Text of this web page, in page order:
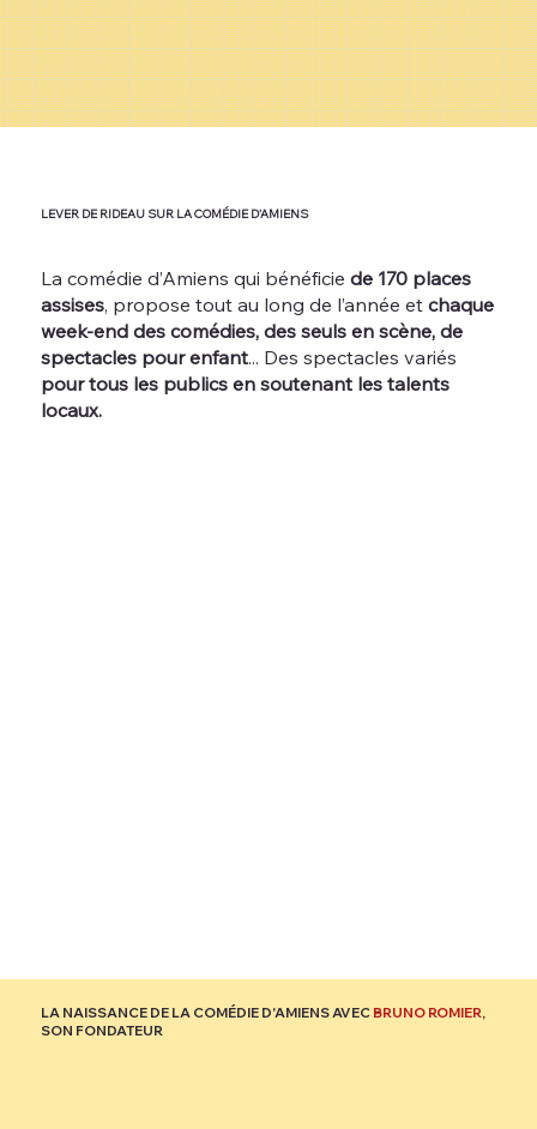
LEVER DE RIDEAU SUR LA COMÉDIE D'AMIENS
La comédie d’Amiens qui bénéficie de 170 places
assises, propose tout au long de l’année et chaque
week-end des comédies, des seuls en scène, de
spectacles pour enfant... Des spectacles variés
pour tous les publics en soutenant les talents
locaux.
LA NAISSANCE DE LA COMÉDIE D'AMIENS AVEC BRUNO ROMIER,
SON FONDATEUR